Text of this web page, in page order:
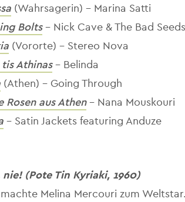
(Wahrsagerin) - Marina Satti
Bolts- Nick Cave & The Bad Seeds
(Vororte) - Stereo Nova
tis Athinas- Belinda
(Athen) - Going Through
Rosen aus Athen- Nana Mouskouri
- Satin Jackets featuring Anduze
(Pote Tin Kyriaki, 1960)
Melina Mercouri zum